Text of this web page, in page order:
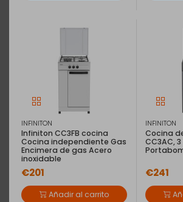
INFINITON
Infiniton CC3FB cocina
Cocina independiente Gas
Encimera de gas Acero
inoxidable
€201
Añadir al carrito
INFINITON
Cocina
CC3AC,
€241